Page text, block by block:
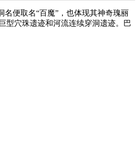
便取名“百魔”，也体现其神奇瑰丽
型穴珠遗迹和河流连续穿洞遗迹。巴